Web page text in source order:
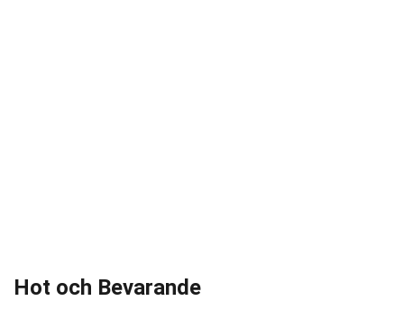
Hot och Bevarande